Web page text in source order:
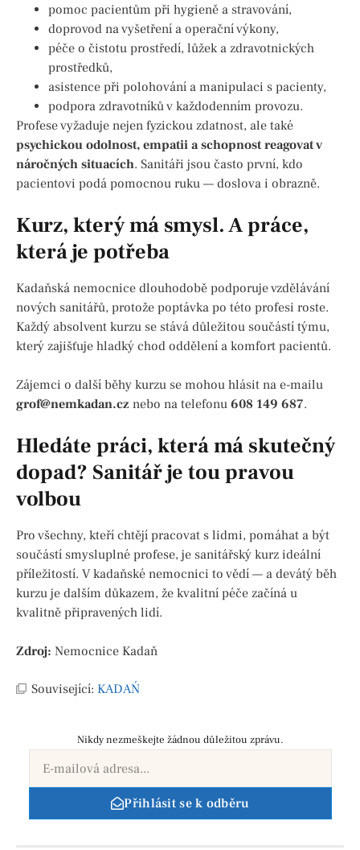
pomoc pacientům při hygieně a stravování,
doprovod na vyšetření a operační výkony,
péče o čistotu prostředí, lůžek a zdravotnických
prostředků,
asistence při polohování a manipulaci s pacienty,
podpora zdravotníků v každodenním provozu.
Profese vyžaduje nejen fyzickou zdatnost, ale také
psychickou odolnost, empatii a schopnost reagovat v
náročných situacích. Sanitáři jsou často první, kdo
pacientovi podá pomocnou ruku — doslova i obrazně.
Kurz, který má smysl. A práce,
která je potřeba
Kadaňská nemocnice dlouhodobě podporuje vzdělávání
nových sanitářů, protože poptávka po této profesi roste.
Každý absolvent kurzu se stává důležitou součástí týmu,
který zajišťuje hladký chod oddělení a komfort pacientů.
Zájemci o další běhy kurzu se mohou hlásit na e-mailu
grof@nemkadan.cz nebo na telefonu 608 149 687.
Hledáte práci, která má skutečný
dopad? Sanitář je tou pravou
volbou
Pro všechny, kteří chtějí pracovat s lidmi, pomáhat a být
součástí smysluplné profese, je sanitářský kurz ideální
příležitostí. V kadaňské nemocnici to vědí — a devátý běh
kurzu je dalším důkazem, že kvalitní péče začíná u
kvalitně připravených lidí.
Zdroj: Nemocnice Kadaň
Související: KADAŃ
Nikdy nezmeškejte žádnou důležitou zprávu.
Přihlásit se k odběru